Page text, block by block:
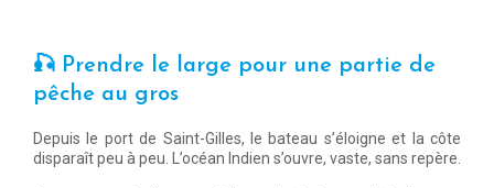
🎣 Prendre le large pour une partie de
pêche au gros
Depuis le port de Saint-Gilles, le bateau s’éloigne et la côte
disparaît peu à peu. L’océan Indien s’ouvre, vaste, sans repère.